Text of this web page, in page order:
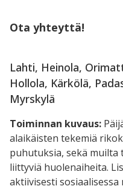
Ota yhteyttä!
Lahti, Heinola,
Hollola, Kärkölä,
Myrskylä
Toiminnan kuvaus:
alaikäisten tekemiä
puhutuksia, sekä
liittyviä huolenaiheita.
aktiivisesti sosiaalisessa